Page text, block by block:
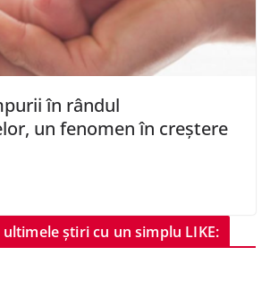
în rândul
un fenomen în creștere
știri cu un simplu LIKE: